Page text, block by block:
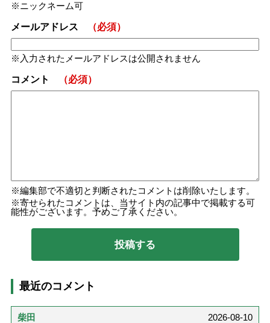
ニックネーム可
メールアドレス （必須）
入力されたメールアドレスは公開されません
コメント （必須）
編集部で不適切と判断されたコメントは削除いたします。
寄せられたコメントは、当サイト内の記事中で掲載する可
能性がございます。予めご了承ください。
最近のコメント
柴田
2026-08-10